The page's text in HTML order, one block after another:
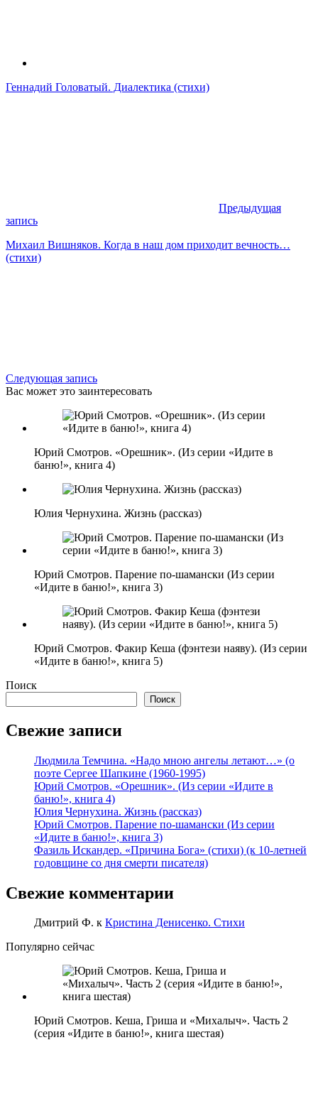
Геннадий Головатый. Диалектика (стихи)
Предыдущая
запись
Михаил Вишняков. Когда в наш дом приходит вечность…
(стихи)
Следующая запись
Вас может это заинтересовать
Юрий Смотров. «Орешник». (Из серии «Идите в
баню!», книга 4)
Юлия Чернухина. Жизнь (рассказ)
Юрий Смотров. Парение по-шамански (Из серии
«Идите в баню!», книга 3)
Юрий Смотров. Факир Кеша (фэнтези наяву). (Из серии
«Идите в баню!», книга 5)
Поиск
Поиск
Свежие записи
Людмила Темчина. «Надо мною ангелы летают…» (о
поэте Сергее Шапкине (1960-1995)
Юрий Смотров. «Орешник». (Из серии «Идите в
баню!», книга 4)
Юлия Чернухина. Жизнь (рассказ)
Юрий Смотров. Парение по-шамански (Из серии
«Идите в баню!», книга 3)
Фазиль Искандер. «Причина Бога» (стихи) (к 10-летней
годовщине со дня смерти писателя)
Свежие комментарии
Дмитрий Ф. к Кристина Денисенко. Стихи
Популярно сейчас
Юрий Смотров. Кеша, Гриша и «Михалыч». Часть 2
(серия «Идите в баню!», книга шестая)